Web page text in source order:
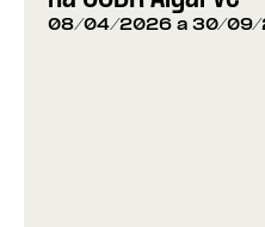
08/04/2026 a 30/09/